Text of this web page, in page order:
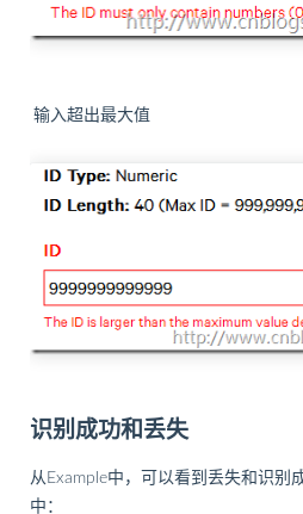
输入超出最大值
识别成功和丢失
从Example中，可以看到丢失和识别
中：